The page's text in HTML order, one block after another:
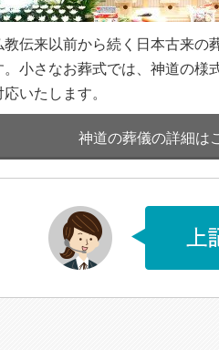
教伝来以前から続く日本古来の
。小さなお葬式では、神道の様
応いたします。
神道の葬儀の詳細は